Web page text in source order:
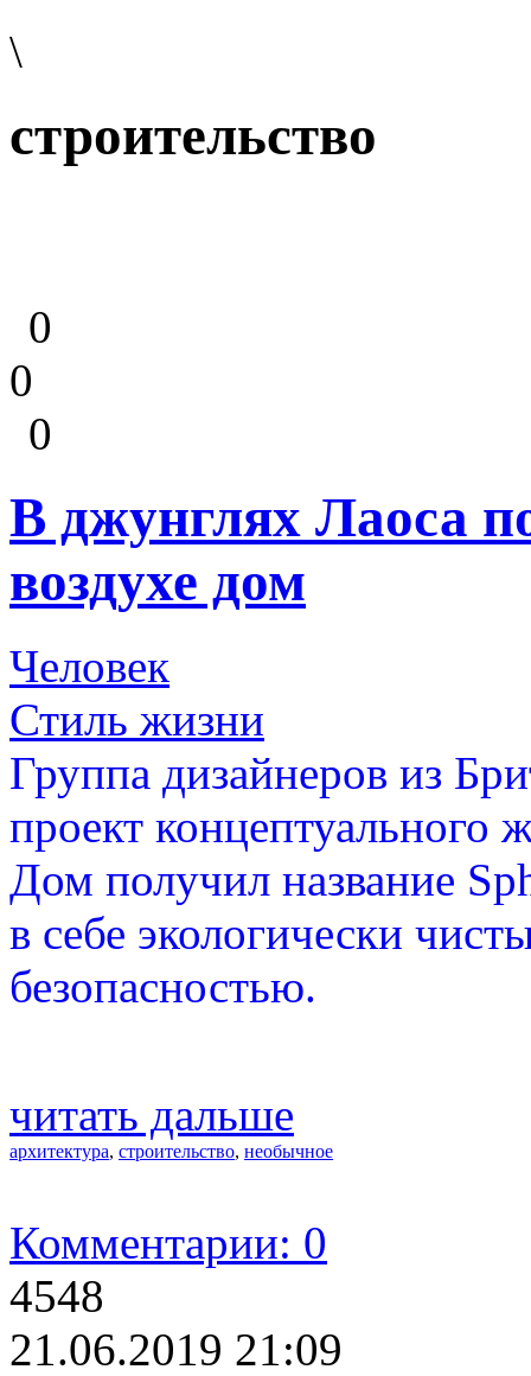
\
строительство
0
0
0
В джунглях Лаоса
воздухе дом
Человек
Стиль жизни
Группа дизайнеров из
проект
Дом получил название
в себе экологически
безопасностью.
читать дальше
архитектура, строительство, необычное
Комментарии: 0
4548
21.06.2019 21:09